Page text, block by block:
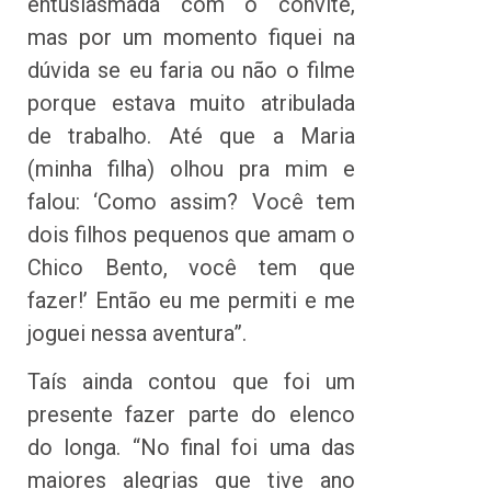
mas por um momento fiquei na
dúvida se eu faria ou não o filme
porque estava muito atribulada
de trabalho. Até que a Maria
(minha filha) olhou pra mim e
falou: ‘Como assim? Você tem
dois filhos pequenos que amam o
Chico Bento, você tem que
fazer!’ Então eu me permiti e me
joguei nessa aventura”.
Taís ainda contou que foi um
presente fazer parte do elenco
do longa. “No final foi uma das
maiores alegrias que tive ano